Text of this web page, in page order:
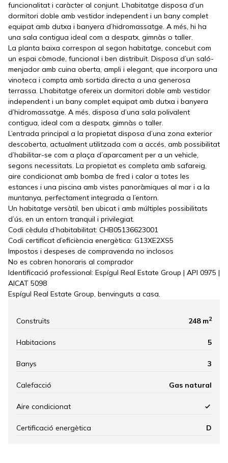
funcionalitat i caràcter al conjunt. L’habitatge disposa d’un
dormitori doble amb vestidor independent i un bany complet
equipat amb dutxa i banyera d’hidromassatge. A més, hi ha
una sala contigua ideal com a despatx, gimnàs o taller.
La planta baixa correspon al segon habitatge, concebut com
un espai còmode, funcional i ben distribuït. Disposa d’un saló-
menjador amb cuina oberta, ampli i elegant, que incorpora una
vinoteca i compta amb sortida directa a una generosa
terrassa. L’habitatge ofereix un dormitori doble amb vestidor
independent i un bany complet equipat amb dutxa i banyera
d’hidromassatge. A més, disposa d’una sala polivalent
contigua, ideal com a despatx, gimnàs o taller.
L’entrada principal a la propietat disposa d’una zona exterior
descoberta, actualment utilitzada com a accés, amb possibilitat
d’habilitar-se com a plaça d’aparcament per a un vehicle,
segons necessitats. La propietat es completa amb safareig,
aire condicionat amb bomba de fred i calor a totes les
estances i una piscina amb vistes panoràmiques al mar i a la
muntanya, perfectament integrada a l’entorn.
Un habitatge versàtil, ben ubicat i amb múltiples possibilitats
d’ús, en un entorn tranquil i privilegiat.
Codi cèdula d’habitabilitat: CHB05136623001
Codi certificat d’eficiència energètica: G13XE2XS5
Impostos i despeses de compravenda no inclosos
No es cobren honoraris al comprador
Identificació professional: Espígul Real Estate Group | API 0975 |
AICAT 5098
Espígul Real Estate Group, benvinguts a casa.
Construïts 248 m2
Habitacions 5
Banys 3
Calefacció Gas natural
Aire condicionat
Certificació energètica D